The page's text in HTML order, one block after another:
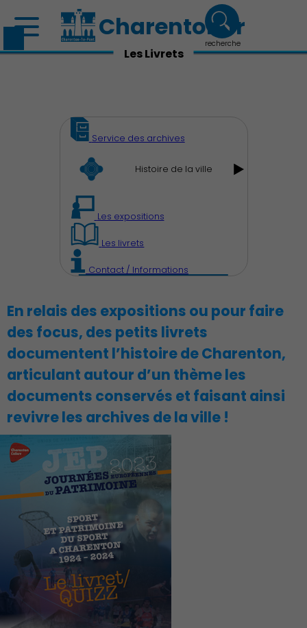
Charenton.fr
recherche
Les Livrets
Service des archives
Histoire de la ville
Les expositions
Les livrets
Contact / Informations
En relais des expositions ou pour faire
des focus, des petits livrets
documentent l’histoire de Charenton,
articulant autour d’un thème les
documents conservés et faisant ainsi
revivre les archives de la ville !